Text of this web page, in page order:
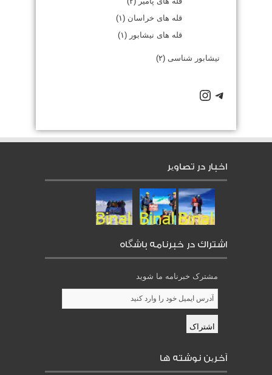
قله های خراسان (۱)
قله های نیشابور (۱)
نیشابور شناسی (۲)
كانال تلگرام باشگاه
صفحه اينستاگرام باشگاه
اخبار در تصاویر
اشتراك در خبرنامه باشگاه
مشترک خبرنامه ما شوید
آخرین نوشته ها